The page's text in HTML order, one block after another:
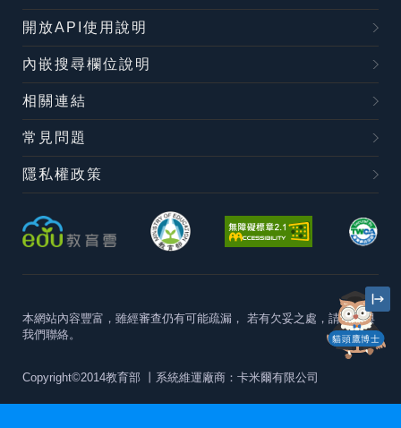
貓頭鷹博士
開放API使用說明
內嵌搜尋欄位說明
相關連結
常見問題
隱私權政策
本網站內容豐富，雖經審查仍有可能疏漏， 若有欠妥之處，請隨時與
我們聯絡。
Copyright©2014教育部 丨系統維運廠商：卡米爾有限公司